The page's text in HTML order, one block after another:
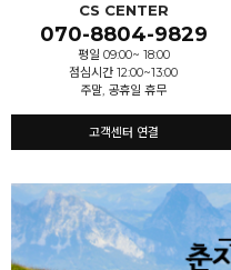
CS CENTER
070-8804-9829
평일 09:00~ 18:00
점심시간 12:00~13:00
주말, 공휴일 휴무
고객센터 연결